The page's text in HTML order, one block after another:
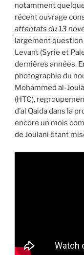
notamment
récent ouvrage
attentats du 13
largement question
Levant (Syrie et
dernières années.
photographie du
Mohammed al-
(HTC),
d’al Qaida dans la
encore un mois
de Joulani étant